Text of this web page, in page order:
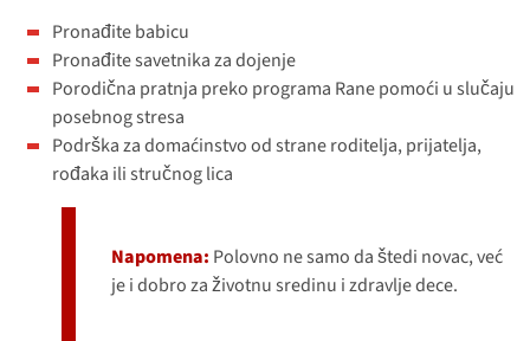
Pronađite babicu
Pronađite savetnika za dojenje
Porodična pratnja preko programa Rane pomoći u slučaju
posebnog stresa
Podrška za domaćinstvo od strane roditelja, prijatelja,
rođaka ili stručnog lica
Napomena: Polovno ne samo da štedi novac, već
je i dobro za životnu sredinu i zdravlje dece.